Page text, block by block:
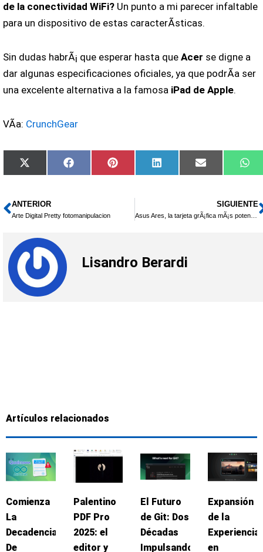
de la conectividad WiFi?Un punto a mi parecer infaltable
para un dispositivo de estas caracterÃ­sticas.
Sin dudas habrÃ¡ que esperar hasta que Acer se digne a
dar algunas especificaciones oficiales, ya que podrÃ­a ser
una excelente alternativa a la famosaiPad de Apple.
VÃ­a: CrunchGear
Compartir
en
X
(Twitter)
Compartir
en
FacebookCompartir
en
Pinterest Compartir
en
LinkedIn
Compartir
en
Email
en
Ant
ANTERIOR
Arte Digital Pretty fotomanipulacion
SIGUIENTE
Lisandro Berardi
Artículos relacionados
Comienza
La
Decadencia
De
Palentino
PDF Pro
2025: el
editor y
El Futuro
de Git: Dos
Décadas
Impulsando
Expansión
de la
Experiencia
en